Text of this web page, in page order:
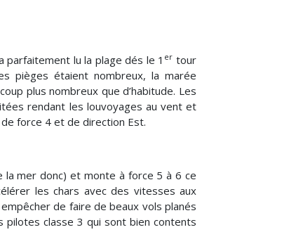
parfaitement lu la plage dés le 1 er tour
pièges étaient nombreux, la marée
plus nombreux que d’habitude. Les
rendant les louvoyages au vent et
force 4 et de direction Est.
la mer donc) et monte à force 5 à 6 ce
les chars avec des vitesses aux
de faire de beaux vols planés
classe 3 qui sont bien contents